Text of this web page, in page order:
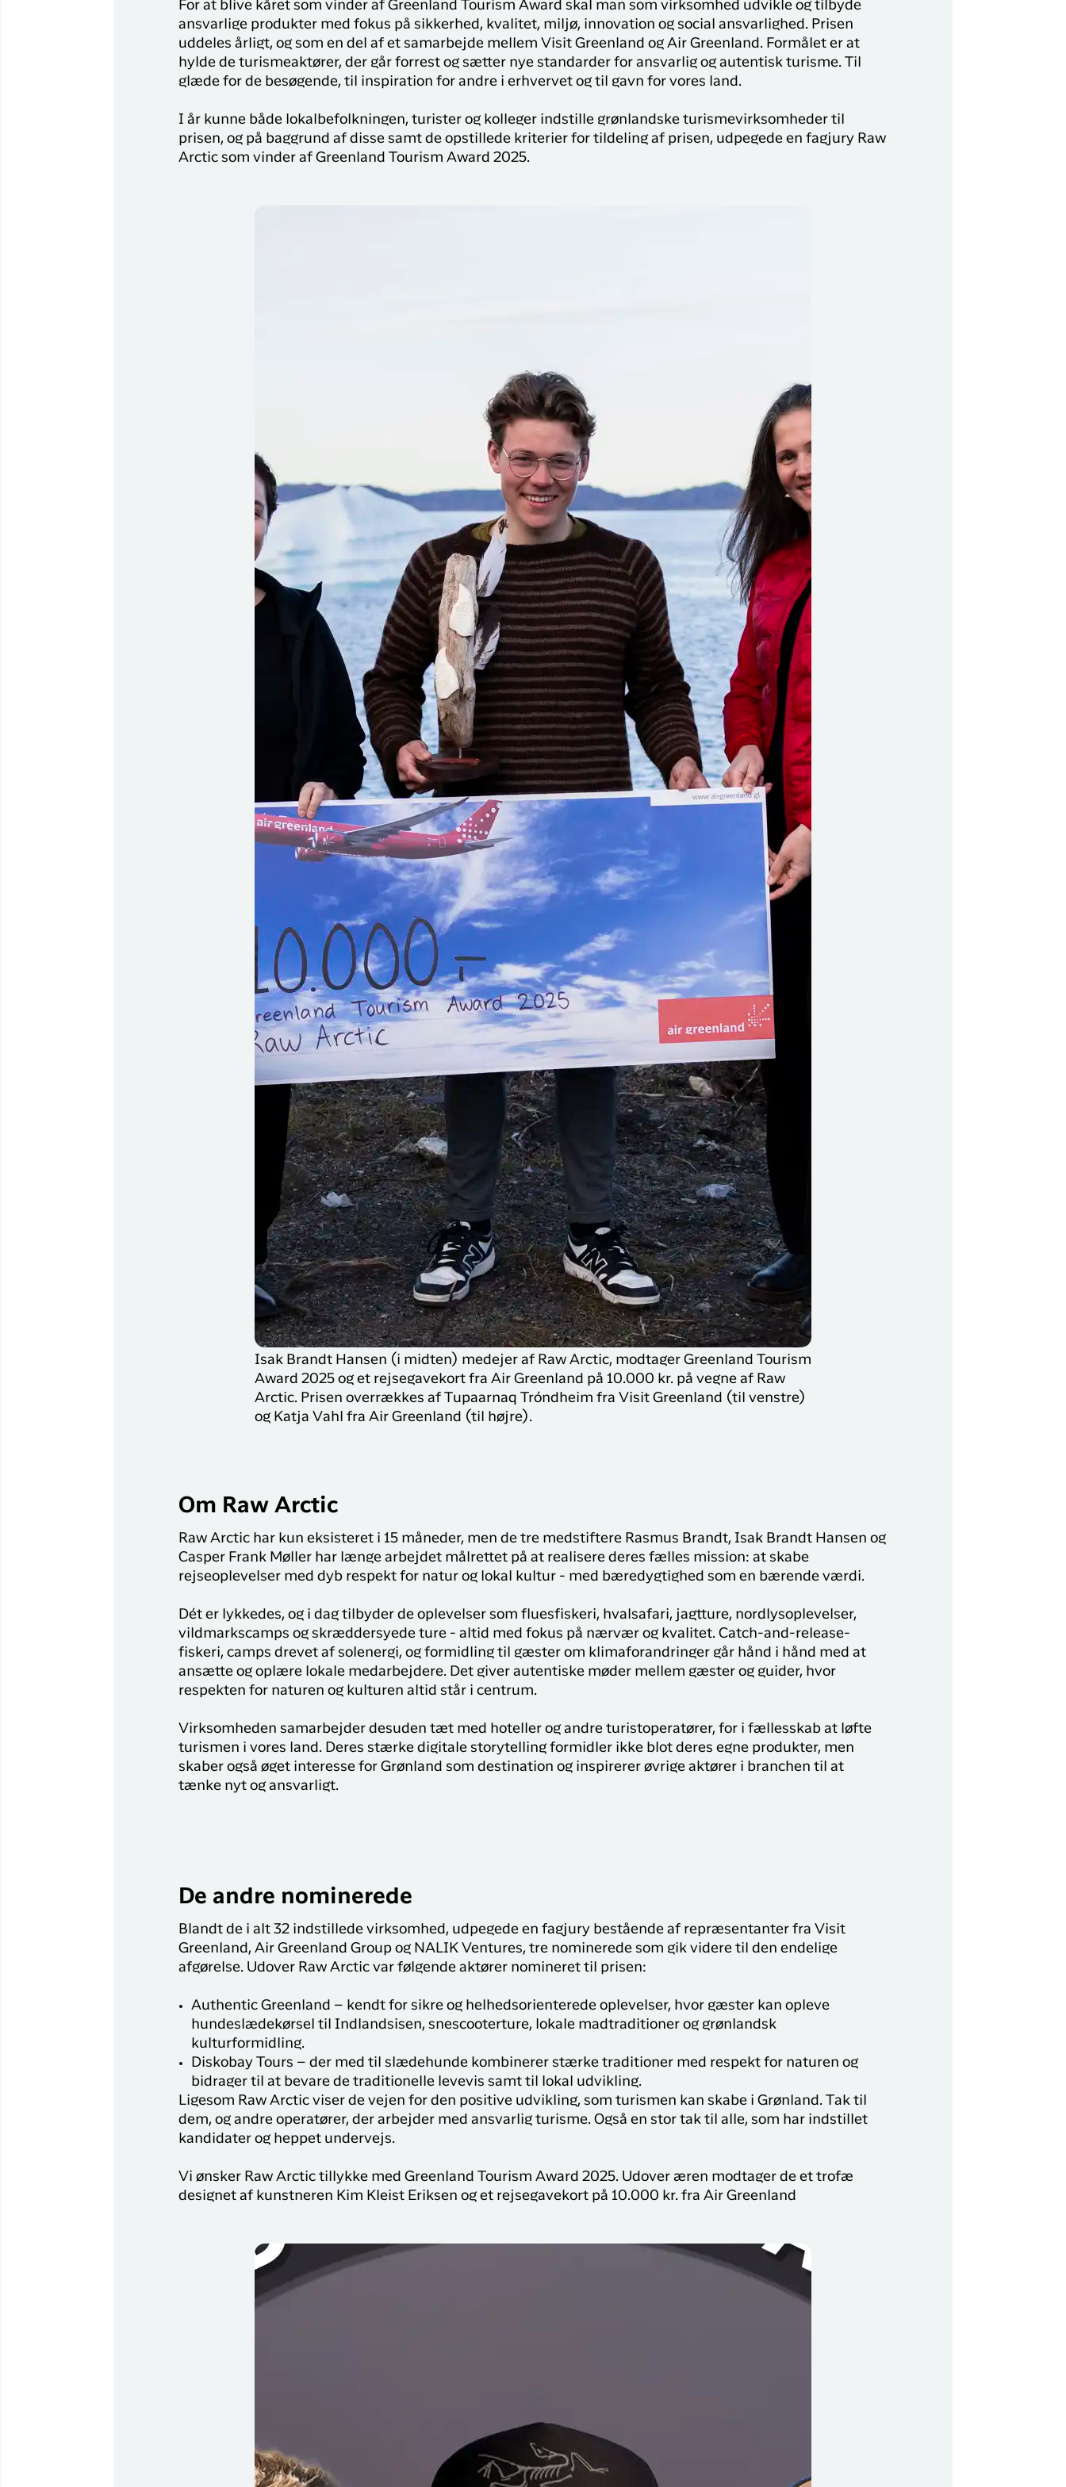
Air Greenland. Med real-
time opdateringer,
mulighed for at checke
ind og dit boardingkort
du skal bruge før, under
og efter rejsen
Flyrejser til
Qaqortoq
Flyrejser til
Kangerlussuaq
Sisimiut til
København
København til
Qaqortoq
Ny Profil
Tilmeld dig gratis Club Timmisa og få en masse
eksklusive fordele. Læs mere om klubben
For at blive kåret som vinder af Greenland Tourism Award skal man som virksomhed udvikle og tilbyde
ansvarlige produkter med fokus på sikkerhed, kvalitet, miljø, innovation og social ansvarlighed. Prisen
uddeles årligt, og som en del af et samarbejde mellem Visit Greenland og Air Greenland. Formålet er at
hylde de turismeaktører, der går forrest og sætter nye standarder for ansvarlig og autentisk turisme. Til
glæde for de besøgende, til inspiration for andre i erhvervet og til gavn for vores land.
I år kunne både lokalbefolkningen, turister og kolleger indstille grønlandske turismevirksomheder til
prisen, og på baggrund af disse samt de opstillede kriterier for tildeling af prisen, udpegede en fagjury Raw
Arctic som vinder af Greenland Tourism Award 2025.
Isak Brandt Hansen (i midten) medejer af Raw Arctic, modtager Greenland Tourism
Award 2025 og et rejsegavekort fra Air Greenland på 10.000 kr. på vegne af Raw
Arctic. Prisen overrækkes af Tupaarnaq Tróndheim fra Visit Greenland (til venstre)
og Katja Vahl fra Air Greenland (til højre).
Om Raw Arctic
Raw Arctic har kun eksisteret i 15 måneder, men de tre medstiftere Rasmus Brandt, Isak Brandt Hansen og
Casper Frank Møller har længe arbejdet målrettet på at realisere deres fælles mission: at skabe
rejseoplevelser med dyb respekt for natur og lokal kultur - med bæredygtighed som en bærende værdi.
Dét er lykkedes, og i dag tilbyder de oplevelser som fluesfiskeri, hvalsafari, jagtture, nordlysoplevelser,
vildmarkscamps og skræddersyede ture - altid med fokus på nærvær og kvalitet. Catch-and-release-
fiskeri, camps drevet af solenergi, og formidling til gæster om klimaforandringer går hånd i hånd med at
ansætte og oplære lokale medarbejdere. Det giver autentiske møder mellem gæster og guider, hvor
respekten for naturen og kulturen altid står i centrum.
Virksomheden samarbejder desuden tæt med hoteller og andre turistoperatører, for i fællesskab at løfte
turismen i vores land. Deres stærke digitale storytelling formidler ikke blot deres egne produkter, men
skaber også øget interesse for Grønland som destination og inspirerer øvrige aktører i branchen til at
tænke nyt og ansvarligt.
De andre nominerede
Blandt de i alt 32 indstillede virksomhed, udpegede en fagjury bestående af repræsentanter fra Visit
Greenland, Air Greenland Group og NALIK Ventures, tre nominerede som gik videre til den endelige
afgørelse. Udover Raw Arctic var følgende aktører nomineret til prisen:
Authentic Greenland – kendt for sikre og helhedsorienterede oplevelser, hvor gæster kan opleve
hundeslædekørsel til Indlandsisen, snescooterture, lokale madtraditioner og grønlandsk
kulturformidling.
Diskobay Tours – der med til slædehunde kombinerer stærke traditioner med respekt for naturen og
bidrager til at bevare de traditionelle levevis samt til lokal udvikling.
Ligesom Raw Arctic viser de vejen for den positive udvikling, som turismen kan skabe i Grønland. Tak til
dem, og andre operatører, der arbejder med ansvarlig turisme. Også en stor tak til alle, som har indstillet
kandidater og heppet undervejs.
Vi ønsker Raw Arctic tillykke med Greenland Tourism Award 2025. Udover æren modtager de et trofæ
designet af kunstneren Kim Kleist Eriksen og et rejsegavekort på 10.000 kr. fra Air Greenland